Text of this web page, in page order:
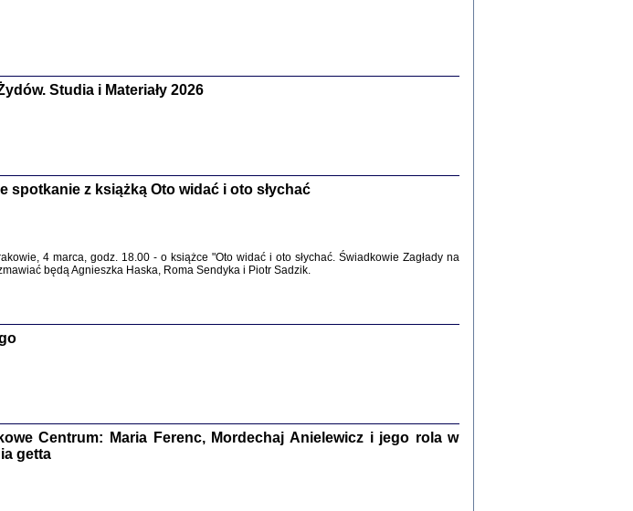
Warszawa 2017
Studia i Materiały 2026
spotkanie z książką Oto widać i oto słychać
4 marca, godz. 18.00 - o książce "Oto widać i oto słychać. Świadkowie Zagłady na
będą Agnieszka Haska, Roma Sendyka i Piotr Sadzik.
Centrum: Maria Ferenc, Mordechaj Anielewicz i jego rola w
getta